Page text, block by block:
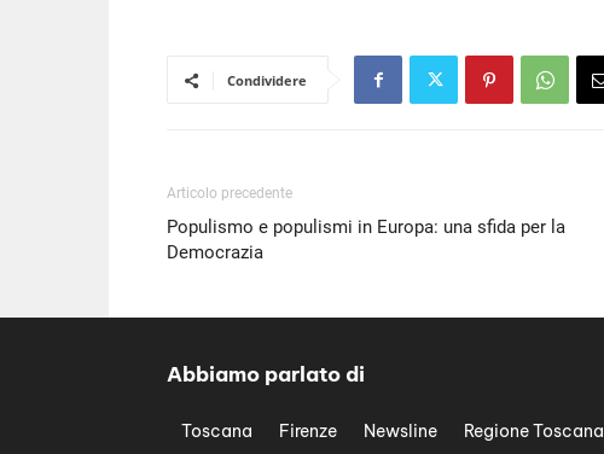
Condividere
Articolo precedente
Populismo e populismi in Europa: una sfida per la
Democrazia
Abbiamo parlato di
Toscana Firenze Newsline Regione Toscana